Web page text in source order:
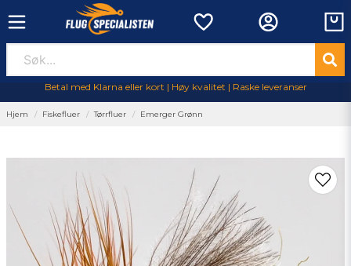
Betal med Klarna eller kort | Høy kvalitet | Raske leveranser
Hjem Fiskefluer Tørrfluer Emerger Grønn